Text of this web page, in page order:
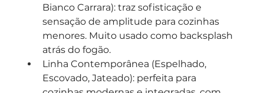
Bianco Carrara): traz sofisticação e
sensação de amplitude para cozinhas
menores. Muito usado como backsplash
atrás do fogão.
Linha Contemporânea (Espelhado,
Escovado, Jateado): perfeita para